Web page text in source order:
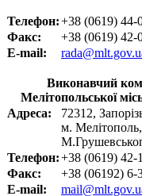
Телефон:+38 (0619) 44-
Факс:
+38 (0619) 42-
E-mail:
Виконавчий
Мелітопольської
Адреса:
72312,
м.
Телефон:+38 (0619) 42-
Факс:
+38 (06192) 6-
E-mail: